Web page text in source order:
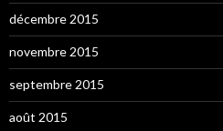
décembre 2015
novembre 2015
septembre 2015
août 2015